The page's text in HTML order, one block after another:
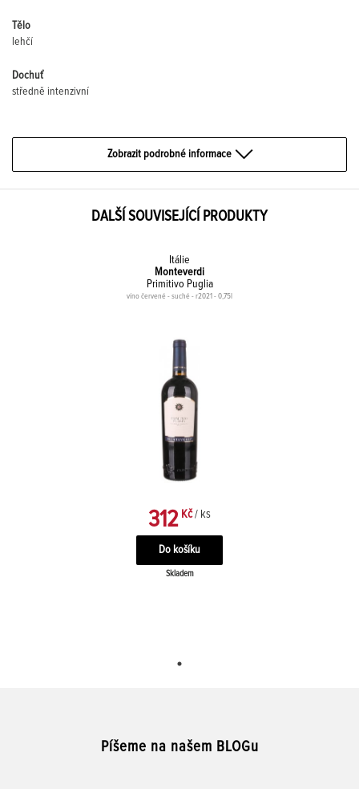
Tělo
lehčí
Dochuť
středně intenzivní
Zobrazit podrobné informace
DALŠÍ SOUVISEJÍCÍ PRODUKTY
Itálie
Monteverdi
Primitivo Puglia
víno červené - suché - r2021 - 0,75l
312 Kč / ks
Skladem
Píšeme na našem BLOGu